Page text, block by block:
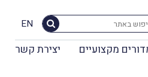
EN
מקצועיים יצירת קשר